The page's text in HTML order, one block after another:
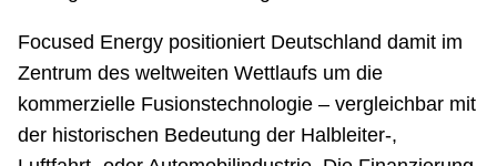
Focused Energy positioniert Deutschland damit im
Zentrum des weltweiten Wettlaufs um die
kommerzielle Fusionstechnologie – vergleichbar mit
der historischen Bedeutung der Halbleiter-,